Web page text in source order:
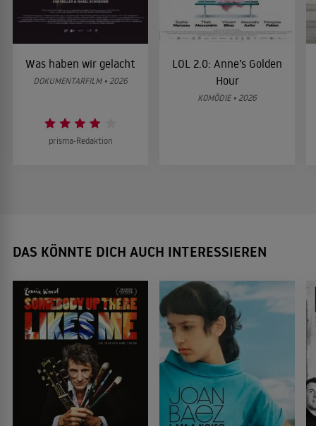
Was haben wir gelacht
DOKUMENTARFILM • 2026
prisma-Redaktion
LOL 2.0: Anne’s Golden
Hour
KOMÖDIE • 2026
DAS KÖNNTE DICH AUCH INTERESSIEREN